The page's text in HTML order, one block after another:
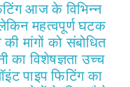
सेवा
उद्धरण
आज के विभिन्न
महत्वपूर्ण घटक
मांगों को संबोधित
विशेषज्ञता उच्च
पाइप फिटिंग का